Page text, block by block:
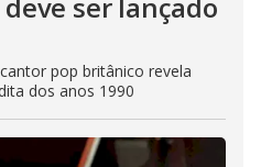
pop britânico revela
dos anos 1990